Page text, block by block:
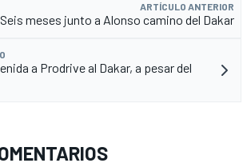
ARTÍCULO ANTERIOR
Seis meses junto a Alonso camino del Dakar
a Prodrive al Dakar, a pesar del